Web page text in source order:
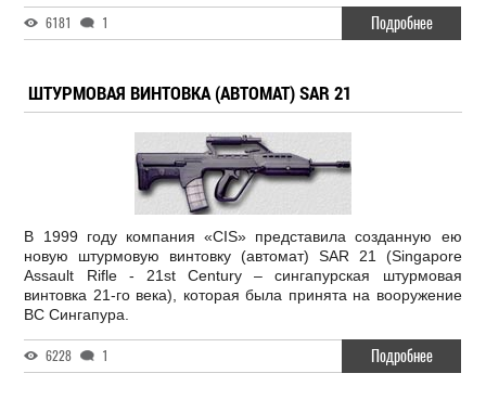
6181 1 Подробнее
ШТУРМОВАЯ ВИНТОВКА (АВТОМАТ) SAR 21
В 1999 году компания «CIS» представила созданную ею
новую штурмовую винтовку (автомат) SAR 21 (Singapore
Assault Rifle - 21st Century – сингапурская штурмовая
винтовка 21-го века), которая была принята на вооружение
ВС Сингапура.
6228 1 Подробнее